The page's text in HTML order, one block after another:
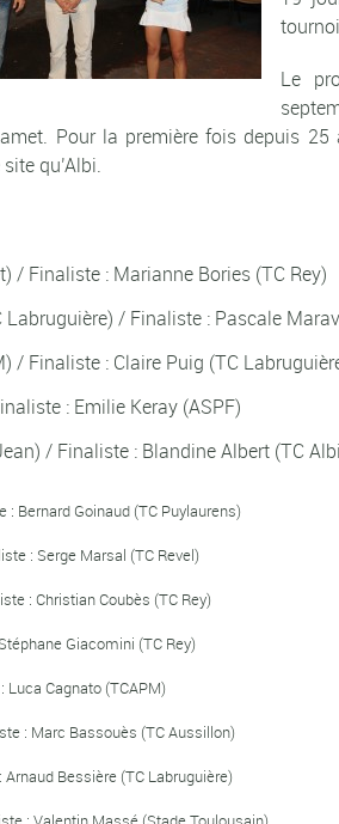
Le
Pour la première fois depuis
qu’Albi.
/ Finaliste : Marianne Bories (TC Rey)
/ Finaliste : Pascale
/ Finaliste : Claire Puig (TC
: Emilie Keray (ASPF)
/ Finaliste : Blandine Albert (TC
: Bernard Goinaud (TC Puylaurens)
: Serge Marsal (TC Revel)
: Christian Coubès (TC Rey)
Giacomini (TC Rey)
Luca Cagnato (TCAPM)
: Marc Bassouès (TC Aussillon)
Bessière (TC Labruguière)